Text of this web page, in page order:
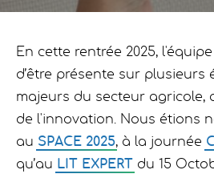
En cette rentrée 2025,
d’être présente sur plusieurs
majeurs du secteur agricole,
de l'innovation. Nous étions
au SPACE 2025, à la journée
qu’au LIT EXPERT
du 15